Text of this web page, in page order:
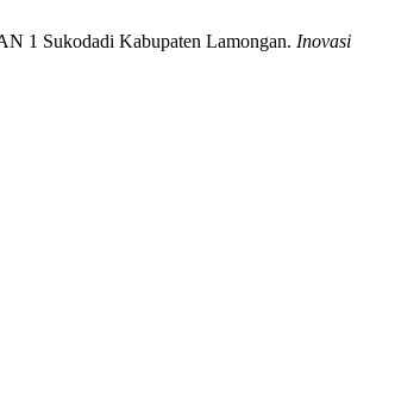
1 Sukodadi Kabupaten Lamongan‎. Inovasi